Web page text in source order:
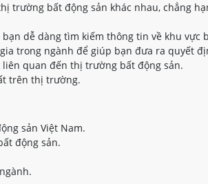
trường bất động sản khác nhau, chẳng
dễ dàng tìm kiếm thông tin về khu vực
trong ngành để giúp bạn đưa ra quyết
quan đến thị trường bất động sản.
trên thị trường.
sản Việt Nam.
động sản.